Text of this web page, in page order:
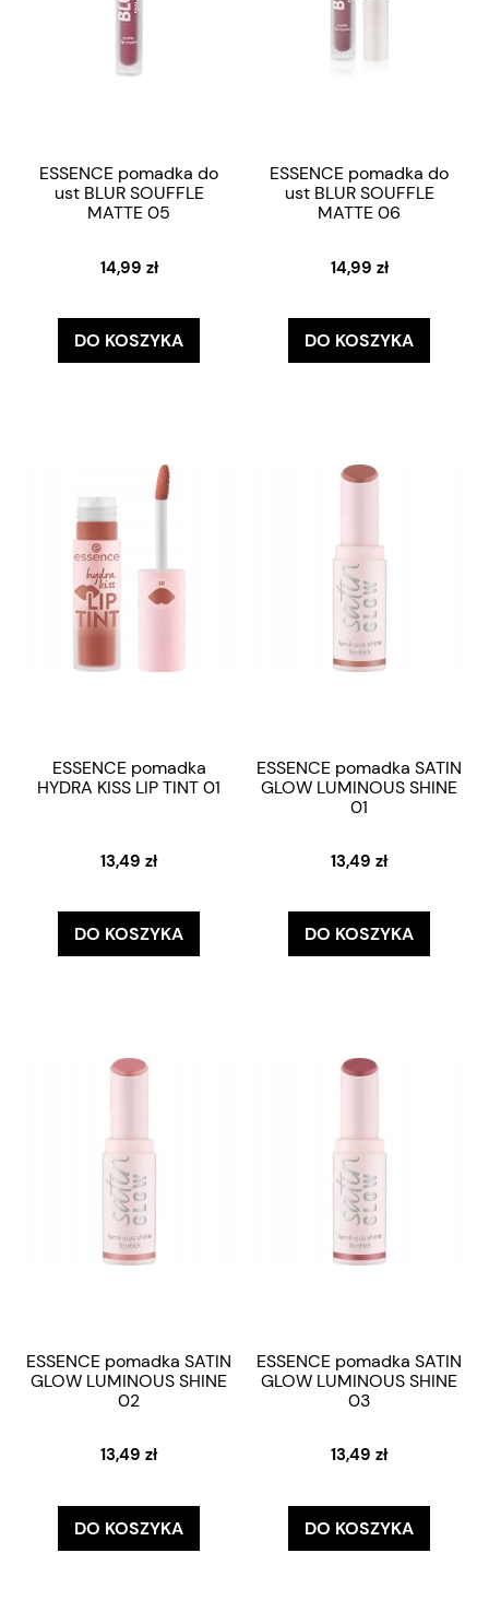
ESSENCE pomadka do
ust BLUR SOUFFLE
MATTE 05
14,99 zł
DO KOSZYKA
ESSENCE pomadka do
ust BLUR SOUFFLE
MATTE 06
14,99 zł
DO KOSZYKA
ESSENCE pomadka
HYDRA KISS LIP TINT 01
13,49 zł
DO KOSZYKA
ESSENCE pomadka SATIN
GLOW LUMINOUS SHINE
01
13,49 zł
DO KOSZYKA
ESSENCE pomadka SATIN
GLOW LUMINOUS SHINE
02
13,49 zł
DO KOSZYKA
ESSENCE pomadka SATIN
GLOW LUMINOUS SHINE
03
13,49 zł
DO KOSZYKA